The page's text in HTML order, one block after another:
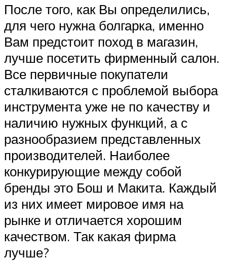
После того, как Вы определились,
для чего нужна болгарка, именно
Вам предстоит поход в магазин,
лучше посетить фирменный салон.
Все первичные покупатели
сталкиваются с проблемой выбора
инструмента уже не по качеству и
наличию нужных функций, а с
разнообразием представленных
производителей. Наиболее
конкурирующие между собой
бренды это Бош и Макита. Каждый
из них имеет мировое имя на
рынке и отличается хорошим
качеством. Так какая фирма
лучше?